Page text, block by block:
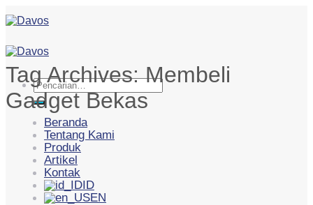
to
Pencarian
untuk:
Beranda
Tentang Kami
Produk
Artikel
Kontak
ID
EN
Tag Archives:Membeli
Gadget Bekas